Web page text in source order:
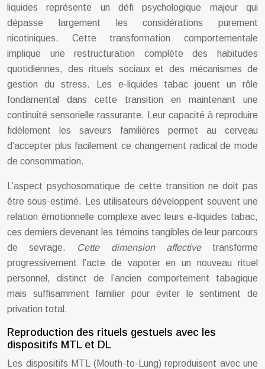
liquides représente un défi psychologique majeur qui
dépasse largement les considérations purement
nicotiniques. Cette transformation comportementale
implique une restructuration complète des habitudes
quotidiennes, des rituels sociaux et des mécanismes de
gestion du stress. Les e-liquides tabac jouent un rôle
fondamental dans cette transition en maintenant une
continuité sensorielle rassurante. Leur capacité à reproduire
fidèlement les saveurs familières permet au cerveau
d’accepter plus facilement ce changement radical de mode
de consommation.
L’aspect psychosomatique de cette transition ne doit pas
être sous-estimé. Les utilisateurs développent souvent une
relation émotionnelle complexe avec leurs e-liquides tabac,
ces derniers devenant les témoins tangibles de leur parcours
de sevrage. Cette dimension affective transforme
progressivement l’acte de vapoter en un nouveau rituel
personnel, distinct de l’ancien comportement tabagique
mais suffisamment familier pour éviter le sentiment de
privation total.
Reproduction des rituels gestuels avec les
dispositifs MTL et DL
Les dispositifs MTL (Mouth-to-Lung) reproduisent avec une